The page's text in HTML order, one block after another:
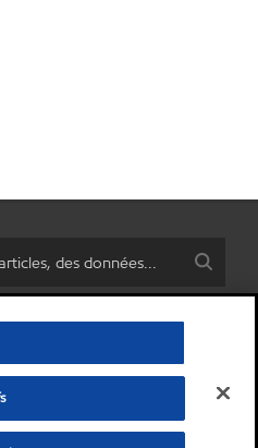
Tous les droits sont réservés.